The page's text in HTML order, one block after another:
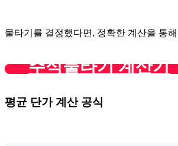
물타기를 결정했다면, 정확한 계산을 통
주식물타기 계산기
평균 단가 계산 공식